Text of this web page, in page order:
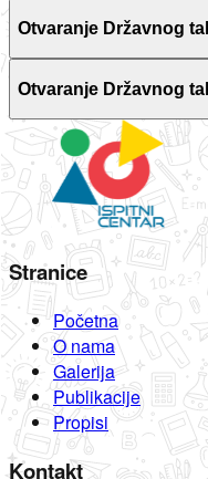
Otvaranje Državnog
Otvaranje Državnog
Stranice
Početna
O nama
Galerija
Publikacije
Propisi
Kontakt